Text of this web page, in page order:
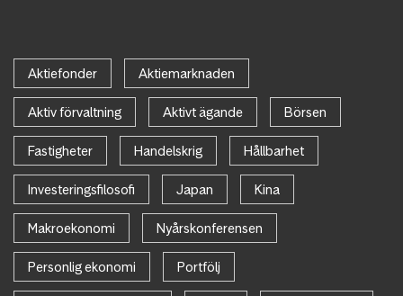
Aktiefonder Aktiemarknaden
Aktiv förvaltning Aktivt ägande Börsen
Fastigheter Handelskrig Hållbarhet
Investeringsfilosofi Japan Kina
Makroekonomi Nyårskonferensen
Personlig ekonomi Portfölj